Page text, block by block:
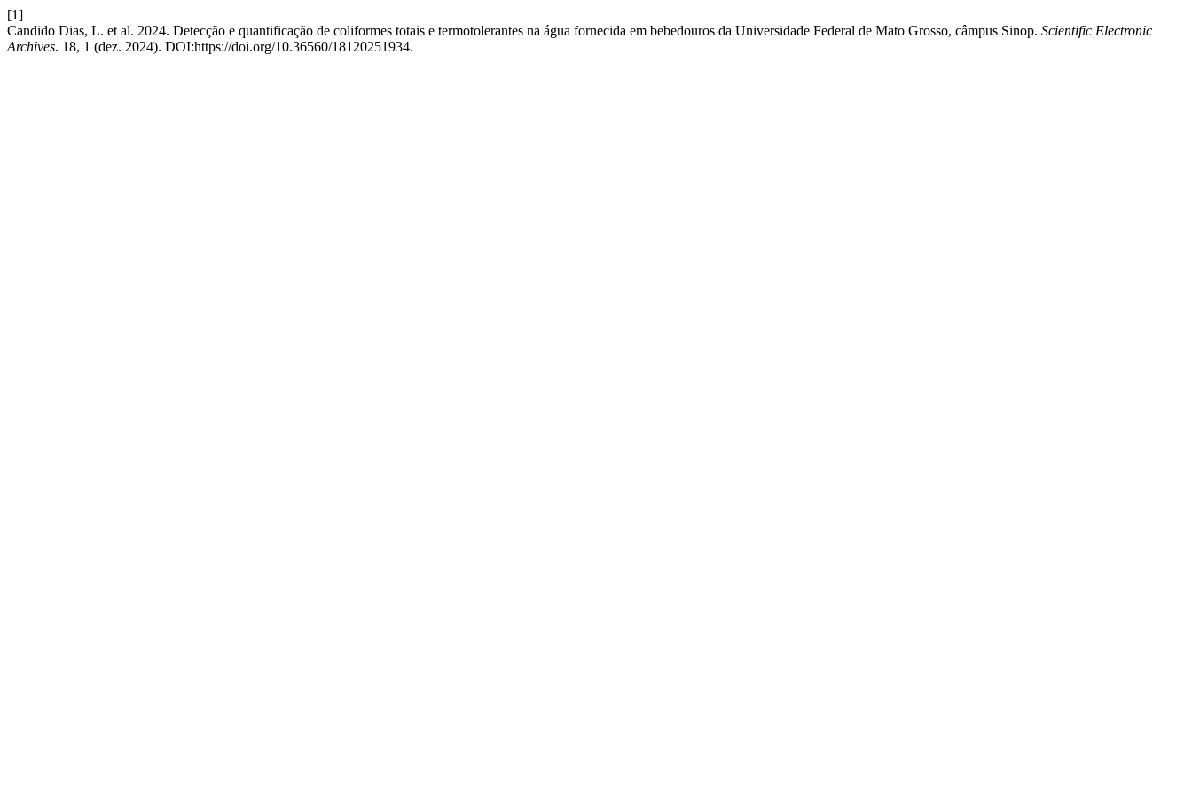
[1]
Candido Dias, L. et al. 2024. Detecção e quantificação de coliformes totais e termotolerantes na água fornecida em bebedouros da Universidade Federal de Mato Grosso, câmpus Sinop. Scientific Electronic
Archives. 18, 1 (dez. 2024). DOI:https://doi.org/10.36560/18120251934.